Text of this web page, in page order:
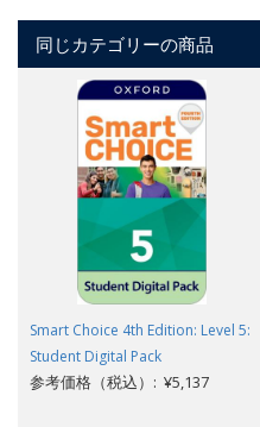
同じカテゴリーの商品
Smart Choice 4th Edition: Level 5:
Student Digital Pack
参考価格（税込）: ¥5,137